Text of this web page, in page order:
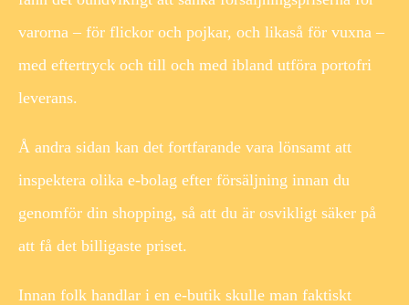
varorna – för flickor och pojkar, och likaså för vuxna –
med eftertryck och till och med ibland utföra portofri
leverans.
Å andra sidan kan det fortfarande vara lönsamt att
inspektera olika e-bolag efter försäljning innan du
genomför din shopping, så att du är osvikligt säker på
att få det billigaste priset.
Innan folk handlar i en e-butik skulle man faktiskt